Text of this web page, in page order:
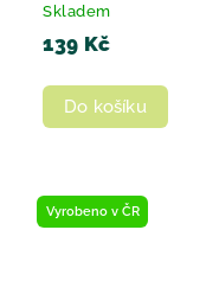
Skladem
139 Kč
Do košíku
Vyrobeno v ČR